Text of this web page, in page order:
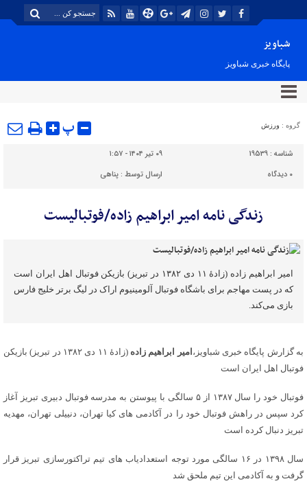
شباویز
پایگاه خبری شباویز
گروه : ورزش پ
شناسه : 19539
۰۹ تیر ۱۴۰۴ - ۱:۵۷
۰ دیدگاه ارسال توسط :پناهی
زندگی نامه امیر ابراهیم زاده/فوتبالیست
امیر ابراهیم‌ زاده (زادهٔ ۱۱ دی ۱۳۸۲ در تبریز) بازیکن فوتبال اهل ایران است
که در پست مهاجم برای باشگاه فوتبال آلومینیوم اراک در لیگ برتر خلیج فارس
بازی می‌کند.
به گزارش پایگاه خبری شباویز، امیر ابراهیم‌ زاده
(زادهٔ ۱۱ دی ۱۳۸۲ در تبریز) بازیکن
فوتبال اهل ایران است
فوتبال خود را سال ۱۳۸۷ از ۵ سالگی با پیوستن به مدرسه فوتبال دبیری تبریز آغاز
کرد سپس در راهش فوتبال خود را در آکادمی های کیا تهران، دنییلی تهران، مهدیه
تبریز دنبال کرده است
سال ۱۳۹۸ در ۱۶ سالگی مورد توجه استعدادیاب های تیم تراکتورسازی تبریز قرار
گرفت و به آکادمی این تیم ‌ملحق شد